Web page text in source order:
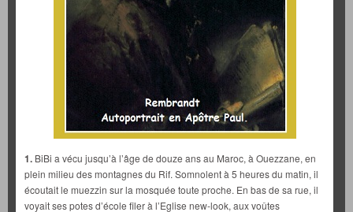
1. BiBi a vécu jusqu’à l’âge de douze ans au Maroc, à Ouezzane, en
plein milieu des montagnes du Rif. Somnolent à 5 heures du matin, il
écoutait le muezzin sur la mosquée toute proche. En bas de sa rue, il
voyait ses potes d’école filer à l’Eglise new-look, aux voûtes